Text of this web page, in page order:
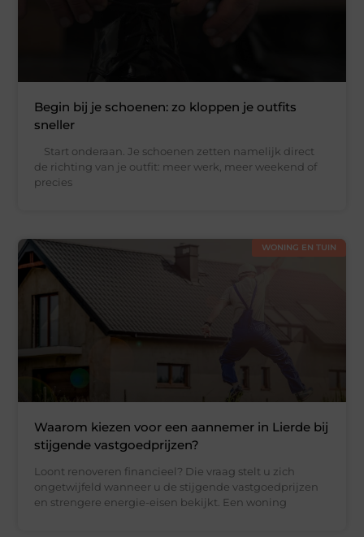
Begin bij je schoenen: zo kloppen je outfits
sneller
Start onderaan. Je schoenen zetten namelijk direct
de richting van je outfit: meer werk, meer weekend of
precies
WONING EN TUIN
Waarom kiezen voor een aannemer in Lierde bij
stijgende vastgoedprijzen?
Loont renoveren financieel? Die vraag stelt u zich
ongetwijfeld wanneer u de stijgende vastgoedprijzen
en strengere energie-eisen bekijkt. Een woning